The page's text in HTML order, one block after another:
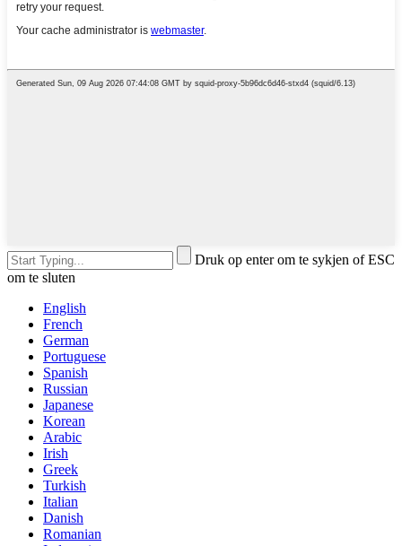
Druk op enter om te sykjen of ESC
om te sluten
English
French
German
Portuguese
Spanish
Russian
Japanese
Korean
Arabic
Irish
Greek
Turkish
Italian
Danish
Romanian